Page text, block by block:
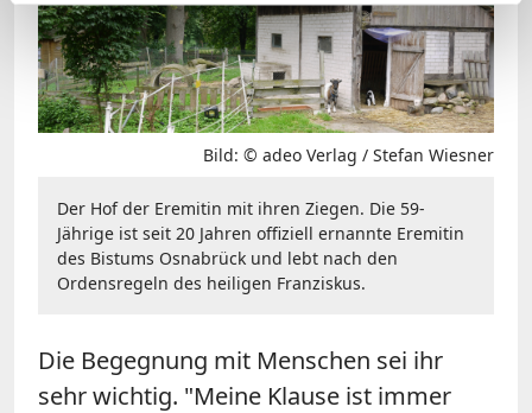
Bild: © adeo Verlag / Stefan Wiesner
Der Hof der Eremitin mit ihren Ziegen. Die 59-
Jährige ist seit 20 Jahren offiziell ernannte Eremitin
des Bistums Osnabrück und lebt nach den
Ordensregeln des heiligen Franziskus.
Die Begegnung mit Menschen sei ihr
sehr wichtig. "Meine Klause ist immer